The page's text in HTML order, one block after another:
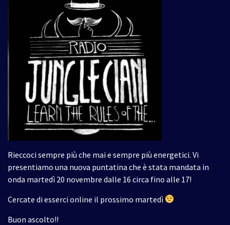
Rieccoci sempre più che mai e sempre più energetici. Vi
presentiamo una nuova puntatina che è stata mandata in
onda martedì 20 novembre dalle 16 circa fino alle 17!
Cercate di esserci online il prossimo martedì
Buon ascolto!!